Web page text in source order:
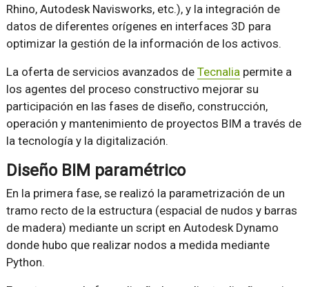
Rhino, Autodesk Navisworks, etc.), y la integración de
datos de diferentes orígenes en interfaces 3D para
optimizar la gestión de la información de los activos.
La oferta de servicios avanzados de Tecnaliapermite a
los agentes del proceso constructivo mejorar su
participación en las fases de diseño, construcción,
operación y mantenimiento de proyectos BIM a través de
la tecnología y la digitalización.
Diseño BIM paramétrico
En la primera fase, se realizó la parametrización de un
tramo recto de la estructura (espacial de nudos y barras
de madera) mediante un script en Autodesk Dynamo
donde hubo que realizar nodos a medida mediante
Python.